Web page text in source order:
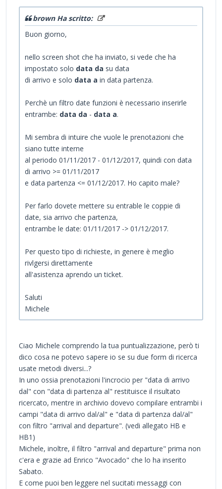
brown Ha scritto:
Buon giorno,
nello screen shot che ha inviato, si vede che ha
impostato solo data da su data
di arrivo e solo data a in data partenza.
Perchè un filtro date funzioni è necessario inserirle
entrambe: data da - data a.
Mi sembra di intuire che vuole le prenotazioni che
siano tutte interne
al periodo 01/11/2017 - 01/12/2017, quindi con data
di arrivo >= 01/11/2017
e data partenza <= 01/12/2017. Ho capito male?
Per farlo dovete mettere su entrable le coppie di
date, sia arrivo che partenza,
entrambe le date: 01/11/2017 -> 01/12/2017.
Per questo tipo di richieste, in genere è meglio
rivlgersi direttamente
all'asistenza aprendo un ticket.
Saluti
Michele
Ciao Michele comprendo la tua puntualizzazione, però ti
dico cosa ne potevo sapere io se su due form di ricerca
usate metodi diversi...?
In uno ossia prenotazioni l'incrocio per "data di arrivo
dal" con "data di partenza al" restituisce il risultato
ricercato, mentre in archivio dovevo compilare entrambi i
campi "data di arrivo dal/al" e "data di partenza dal/al"
con filtro "arrival and departure". (vedi allegato HB e
HB1)
Michele, inoltre, il filtro "arrival and departure" prima non
c'era e grazie ad Enrico "Avocado" che lo ha inserito
Sabato.
E come puoi ben leggere nel sucitati messaggi con